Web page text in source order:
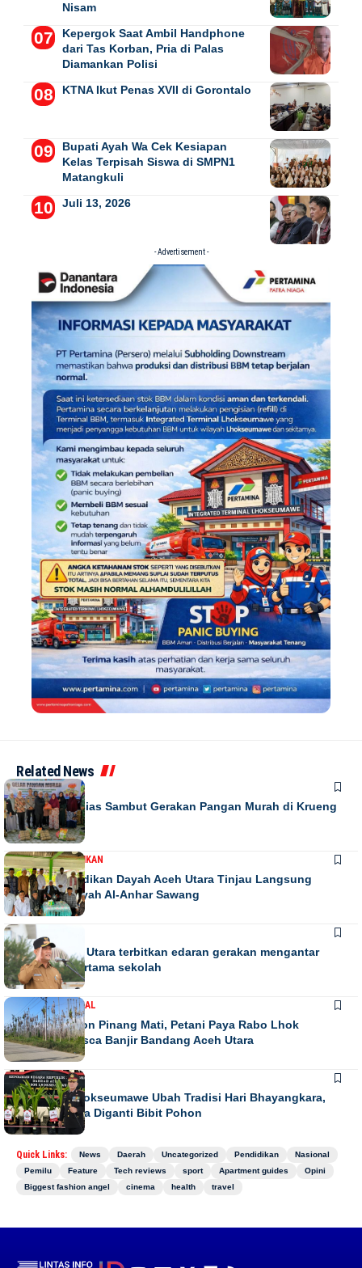
Nisam
Kepergok Saat Ambil Handphone
dari Tas Korban, Pria di Palas
Diamankan Polisi
KTNA Ikut Penas XVII di Gorontalo
Bupati Ayah Wa Cek Kesiapan
Kelas Terpisah Siswa di SMPN1
Matangkuli
Juli 13, 2026
- Advertisement -
Related News
DAERAH
Warga Antusias Sambut Gerakan Pangan Murah di Krueng
Barona Jaya
DAERAHPENDIDIKAN
Kadis Pendidikan Dayah Aceh Utara Tinjau Langsung
Relokasi Dayah Al-Anhar Sawang
DAERAH
Bupati Aceh Utara terbitkan edaran gerakan mengantar
anak hari pertama sekolah
DAERAHNASIONAL
Ribuan Pohon Pinang Mati, Petani Paya Rabo Lhok
Terpuruk Pasca Banjir Bandang Aceh Utara
DAERAHNEWS
Kapolres Lhokseumawe Ubah Tradisi Hari Bhayangkara,
Papan Bunga Diganti Bibit Pohon
Quick Links: News Daerah Uncategorized Pendidikan
Nasional
Pemilu
Feature Tech reviews sport Apartment guides
Opini
Biggest fashion angel
cinema health travel